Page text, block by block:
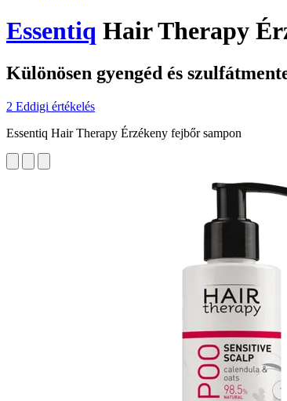
Essentiq Hair Therapy
Különösen gyengéd és
2 Eddigi értékelés
Essentiq Hair Therapy Érzékeny fejbőr sampon